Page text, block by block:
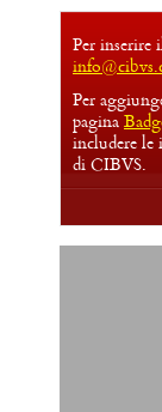
Per inserire
Per
pagina
includere le
di CIBVS.